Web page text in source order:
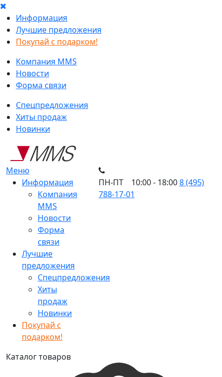
Информация
Лучшие предложения
Покупай с подарком!
Компания MMS
Новости
Форма связи
Спецпредложения
Хиты продаж
Новинки
Меню
Информация
Компания
MMS
Новости
Форма
связи
Лучшие
предложения
Спецпредложения
Хиты
продаж
Новинки
Покупай с
подарком!
ПН-ПТ 10:00 - 18:008 (495)
788-17-01
Каталог товаров